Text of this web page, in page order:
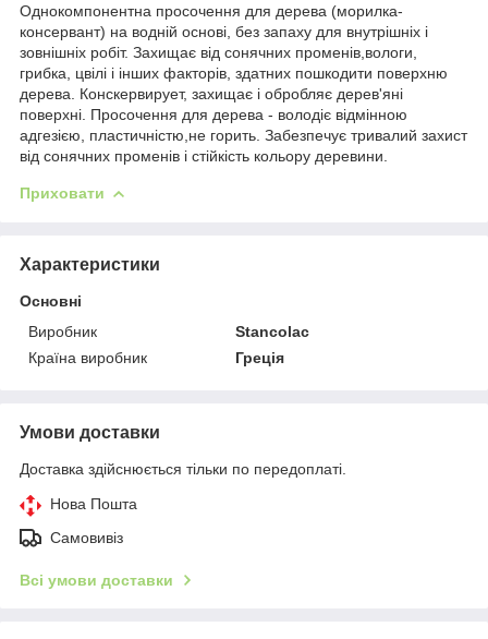
Однокомпонентна просочення для дерева (морилка-
консервант) на водній основі, без запаху для внутрішніх і
зовнішніх робіт. Захищає від сонячних променів,вологи,
грибка, цвілі і інших факторів, здатних пошкодити поверхню
дерева. Конскервирует, захищає і обробляє дерев'яні
поверхні. Просочення для дерева - володіє відмінною
адгезією, пластичністю,не горить. Забезпечує тривалий захист
від сонячних променів і стійкість кольору деревини.
Приховати
Характеристики
Основні
Виробник
Stancolac
Країна виробник
Греція
Умови доставки
Доставка здійснюється тільки по передоплаті.
Нова Пошта
Самовивіз
Всі умови доставки